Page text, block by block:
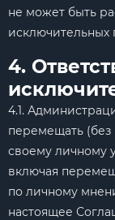
не может быть
исключительных
4.
4.1.
перемещать
своему личному
включая
по личному
настоящее